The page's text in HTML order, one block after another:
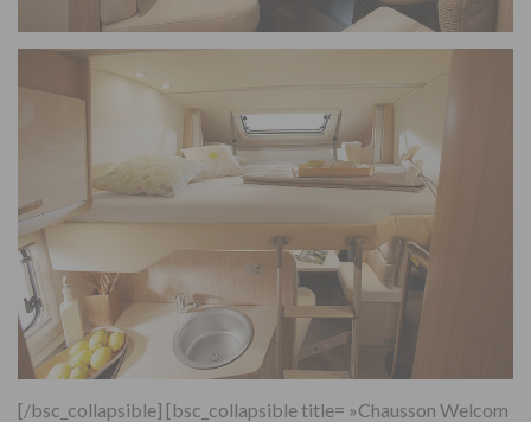
[/bsc_collapsible] [bsc_collapsible title= »Chausson Welcom